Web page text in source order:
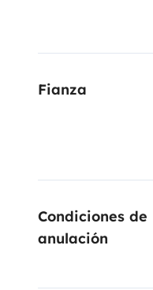
Fianza
Condiciones de
anulación